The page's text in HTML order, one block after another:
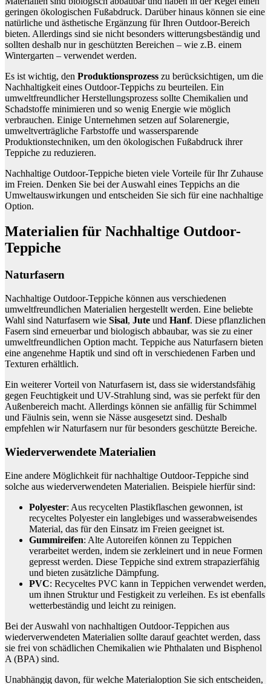
geringen ökologischen Fußabdruck. Darüber hinaus können sie eine
natürliche und ästhetische Ergänzung für Ihren Outdoor-Bereich
bieten. Allerdings sind sie nicht besonders witterungsbeständig und
sollten deshalb nur in geschützten Bereichen – wie z.B. einem
Wintergarten – verwendet werden.
Es ist wichtig, den Produktionsprozess zu berücksichtigen, um die
Nachhaltigkeit eines Outdoor-Teppichs zu beurteilen. Ein
umweltfreundlicher Herstellungsprozess sollte Chemikalien und
Schadstoffe minimieren und so wenig Energie wie möglich
verbrauchen. Einige Unternehmen setzen auf Solarenergie,
umweltverträgliche Farbstoffe und wassersparende
Produktionstechniken, um den ökologischen Fußabdruck ihrer
Teppiche zu reduzieren.
Nachhaltige Outdoor-Teppiche bieten viele Vorteile für Ihr Zuhause
im Freien. Denken Sie bei der Auswahl eines Teppichs an die
Umweltauswirkungen und entscheiden Sie sich für eine nachhaltige
Option.
Materialien für Nachhaltige Outdoor-
Teppiche
Naturfasern
Nachhaltige Outdoor-Teppiche können aus verschiedenen
umweltfreundlichen Materialien hergestellt werden. Eine beliebte
Wahl sind Naturfasern wie Sisal, Jute und Hanf. Diese pflanzlichen
Fasern sind erneuerbar und biologisch abbaubar, was sie zu einer
umweltfreundlichen Option macht. Teppiche aus Naturfasern bieten
eine angenehme Haptik und sind oft in verschiedenen Farben und
Texturen erhältlich.
Ein weiterer Vorteil von Naturfasern ist, dass sie widerstandsfähig
gegen Feuchtigkeit und UV-Strahlung sind, was sie perfekt für den
Außenbereich macht. Allerdings können sie anfällig für Schimmel
und Fäulnis sein, wenn sie Nässe ausgesetzt sind. Deshalb
empfehlen wir Naturfasern nur für besonders geschützte Bereiche.
Wiederverwendete Materialien
Eine andere Möglichkeit für nachhaltige Outdoor-Teppiche sind
solche aus wiederverwendeten Materialien. Beispiele hierfür sind:
Polyester: Aus recycelten Plastikflaschen gewonnen, ist
recyceltes Polyester ein langlebiges und wasserabweisendes
Material, das für den Einsatz im Freien geeignet ist.
Gummireifen: Alte Autoreifen können zu Teppichen
verarbeitet werden, indem sie zerkleinert und in neue Formen
gepresst werden. Diese Teppiche sind extrem strapazierfähig
und bieten zusätzliche Dämpfung.
PVC: Recyceltes PVC kann in Teppichen verwendet werden,
um ihnen Struktur und Festigkeit zu verleihen. Es ist ebenfalls
wetterbeständig und leicht zu reinigen.
Bei der Auswahl von nachhaltigen Outdoor-Teppichen aus
wiederverwendeten Materialien sollte darauf geachtet werden, dass
sie frei von schädlichen Chemikalien wie Phthalaten und Bisphenol
A (BPA) sind.
Unabhängig davon, für welche Materialoption Sie sich entscheiden,